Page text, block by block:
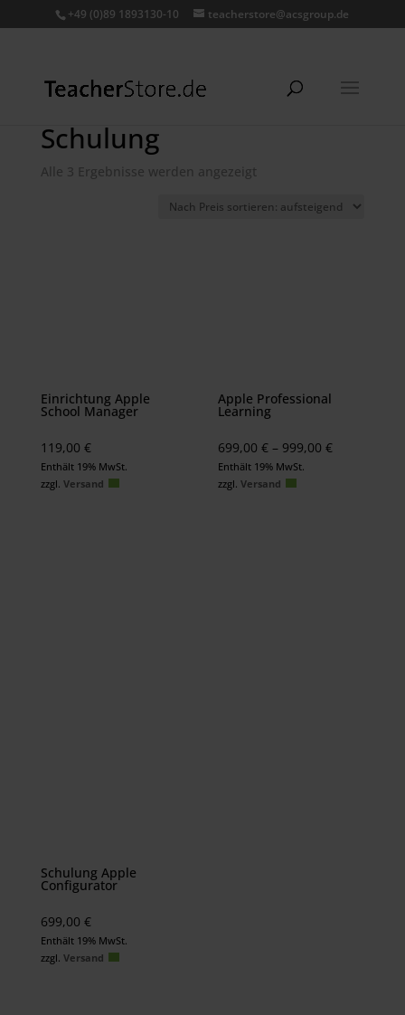
+49 (0)89 1893130-10 teacherstore@acsgroup.de
Schulung
Alle 3 Ergebnisse werden angezeigtNach
sortiert:
Einrichtung Apple
School Manager
119,00 €
Enthält 19% MwSt.
zzgl. Versand
Apple Professional
Learning
699,00€ – 999,00€
Enthält 19% MwSt.
zzgl.Versand
Schulung Apple
Configurator
699,00 €
Enthält 19% MwSt.
zzgl. Versand